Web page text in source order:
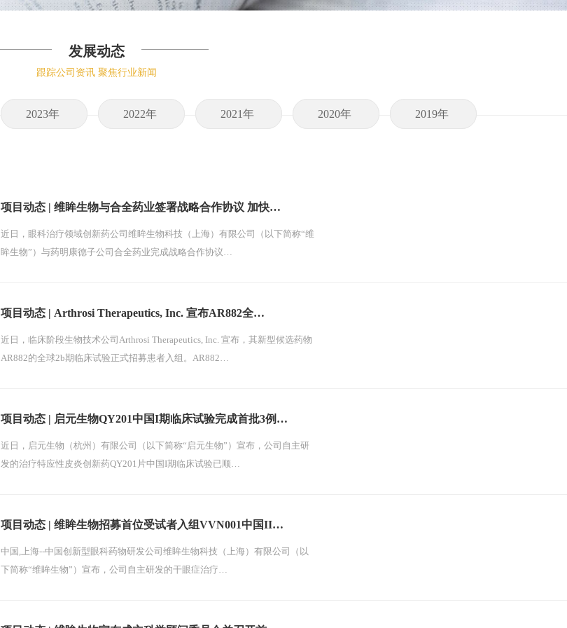
发展动态
跟踪公司资讯 聚焦行业新闻
2023年 2022年 2021年 2020年 2019年
项目动态 | 维眸生物与合全药业签署战略合作协议 加快…
近日，眼科治疗领域创新药公司维眸生物科技（上海）有限公司（以下简称“维
眸生物”）与药明康德子公司合全药业完成战略合作协议…
项目动态 | Arthrosi Therapeutics, Inc. 宣布AR882全…
近日，临床阶段生物技术公司Arthrosi Therapeutics, Inc. 宣布，其新型候选药物
AR882的全球2b期临床试验正式招募患者入组。AR882…
项目动态 | 启元生物QY201中国I期临床试验完成首批3例…
近日，启元生物（杭州）有限公司（以下简称“启元生物”）宣布，公司自主研
发的治疗特应性皮炎创新药QY201片中国I期临床试验已顺…
项目动态 | 维眸生物招募首位受试者入组VVN001中国II…
中国,上海--中国创新型眼科药物研发公司维眸生物科技（上海）有限公司（以
下简称“维眸生物”）宣布，公司自主研发的干眼症治疗…